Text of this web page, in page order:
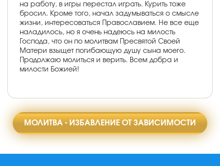
на работу, в игры перестал играть. Курить тоже
бросил. Кроме того, начал задумываться о смысле
жизни, интересоваться Православием. Не все еще
наладилось, но я очень надеюсь на милость
Господа, что он по молитвам Пресвятой Своей
Матери взыщет погибающую душу сына моего.
Продолжаю молиться и верить. Всем добра и
милости Божией!
МОЛИТВА - ИЗБАВЛЕНИЕ ОТ ЗАВИСИМОСТИ